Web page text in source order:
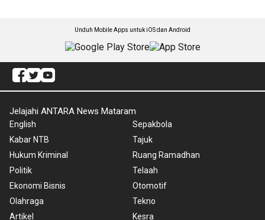
Unduh Mobile Apps untuk iOS dan Android
Jelajahi ANTARA News Mataram
English
Kabar NTB
Hukum Kriminal
Politik
Ekonomi Bisnis
Olahraga
Artikel
Sepakbola
Tajuk
Ruang Ramadhan
Telaah
Otomotif
Tekno
Kesra